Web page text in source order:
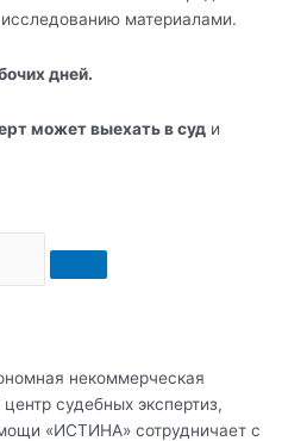
материалами.
дней.
может выехать в суд и
некоммерческая
судебных экспертиз,
«ИСТИНА» сотрудничает с